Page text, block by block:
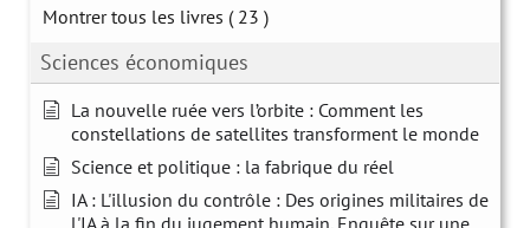
Montrer tous les livres ( 23 )
Sciences économiques
La nouvelle ruée vers l’orbite : Comment les
constellations de satellites transforment le monde
Science et politique : la fabrique du réel
IA : L'illusion du contrôle : Des origines militaires de